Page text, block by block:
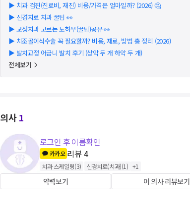
▶ 치과 검진(진료비, 재진) 비용/가격은 얼마일까? (2026) 🤔
▶ 신경치료 치과 꿀팁 👀
▶ 교정치과 고르는 노하우(꿀팁)공유 👀
▶ 치조골이식수술 꼭 필요할까? 비용, 재료, 방법 총 정리 (2026)
▶ 발치교정 어금니 발치 후기 (상악 두 개 하악 두 개)
전체보기
의사1
로그인 후 이름확인
카카오 리뷰4
치과 스케일링(3) 신경치료(치과)(1) +1
약력보기 이 의사 리뷰보기